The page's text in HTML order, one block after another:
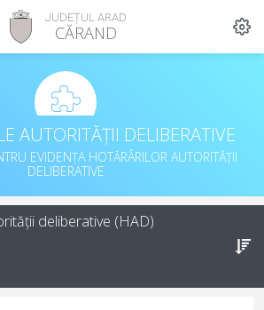
JUDEȚUL ARAD
CĂRAND
AUTORITĂȚII DELIBERATIVE
EVIDENȚA HOTĂRÂRILOR AUTORITĂȚII
DELIBERATIVE
deliberative (HAD)